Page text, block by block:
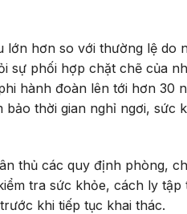
hơn so với thường lệ do
sự phối hợp chặt chẽ của
hành đoàn lên tới hơn 30
thời gian nghỉ ngơi, sức
thủ các quy định phòng,
tra sức khỏe, cách ly tập
khi tiếp tục khai thác.